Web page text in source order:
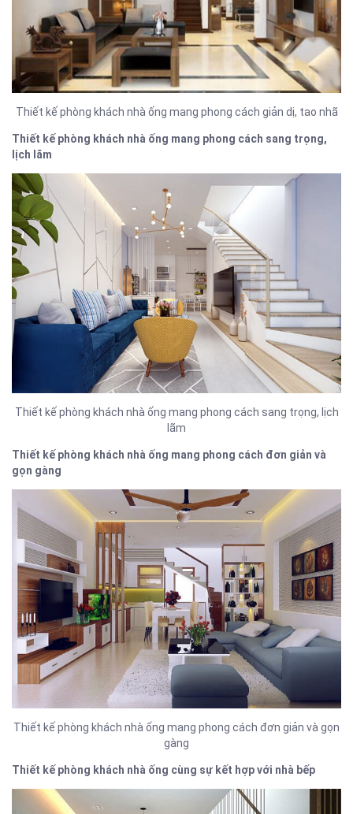
Thiết kế phòng khách nhà ống mang phong cách giản dị, tao nhã
Thiết kế phòng khách nhà ống mang phong cách sang trọng,
lịch lãm
Thiết kế phòng khách nhà ống mang phong cách sang trọng, lịch
lãm
Thiết kế phòng khách nhà ống mang phong cách đơn giản và
gọn gàng
Thiết kế phòng khách nhà ống mang phong cách đơn giản và gọn
gàng
Thiết kế phòng khách nhà ống cùng sự kết hợp với nhà bếp